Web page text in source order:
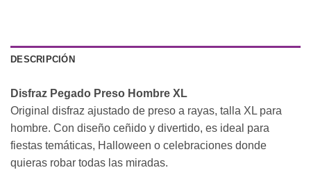
DESCRIPCIÓN
Disfraz Pegado Preso Hombre XL
Original disfraz ajustado de preso a rayas, talla XL para
hombre. Con diseño ceñido y divertido, es ideal para
fiestas temáticas, Halloween o celebraciones donde
quieras robar todas las miradas.